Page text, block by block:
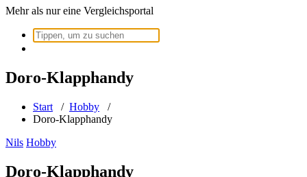
Mehr als nur eine Vergleichsportal
Suchen
nach:
Doro-Klapphandy
Start / Hobby /
Doro-Klapphandy
Nils Hobby
Doro-Klapphandy